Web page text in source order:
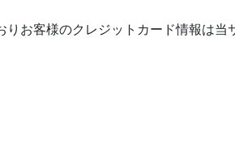
お客様のクレジットカード情報は当